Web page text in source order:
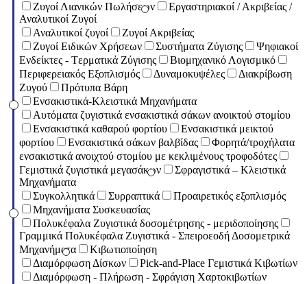
Ζυγοί Λιανικών Πωλήσεων
Εργαστηριακοί / Ακριβείας /
Αναλυτικοί Ζυγοί
Αναλυτικοί ζυγοί
Ζυγοί Ακριβείας
Ζυγοί Ειδικών Χρήσεων
Συστήματα Ζύγισης
Ψηφιακοί
Ενδείκτες - Tερματικά Ζύγισης
Βιομηχανικό Λογισμικό
Περιφερειακός Εξοπλισμός
Δυναμοκυψέλες
Διακρίβωση
Ζυγού
Πρότυπα Βάρη
Ενσακιστικά-Κλειστικά Μηχανήματα
Αυτόματα ζυγιστικά ενσακιστικά σάκων ανοικτού στομίου
Ενσακιστικά καθαρού φορτίου
Ενσακιστικά μεικτού
φορτίου
Eνσακιστικά σάκων βαλβίδας
Φορητά/τροχήλατα
ενσακιστικά ανοιχτού στομίου με κεκλιμένους τροφοδότες
Γεμιστικά ζυγιστικά μεγασάκων
Σφραγιστικά – Κλειστικά
Μηχανήματα
Συγκολλητικά
Συρραπτικά
Προαιρετικός εξοπλισμός
Μηχανήματα Συσκευασίας
Πολυκέφαλα Ζυγιστικά δοσομέτρησης - μεριδοποίησης
Γραμμικά Πολυκέφαλα Ζυγιστικά - Σπειροεοδή Δοσομετρικά
Μηχανήματα
Κιβωτιοποίηση
Διαμόρφωση Δίσκων
Pick-and-Place Γεμιστικά Κιβωτίων
Διαμόρφωση - Πλήρωση - Σφράγιση Χαρτοκιβωτίων